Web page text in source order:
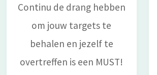
Continu de drang hebben
om jouw targets te
behalen en jezelf te
overtreffen is een MUST!